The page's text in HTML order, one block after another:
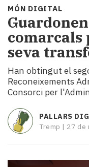
Societat
Política
i
municipis
Economia
turisme
Cultura
Mai
tant!
TV
mitjans
MÓN DIGITAL
comarcals
seva
Han obtingut el
Reconeixements
Consorci per
PALLARS
Tremp | 27 de